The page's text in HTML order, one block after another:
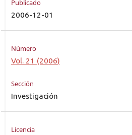
Publicado
2006-12-01
Número
Vol. 21 (2006)
Sección
Investigación
Licencia